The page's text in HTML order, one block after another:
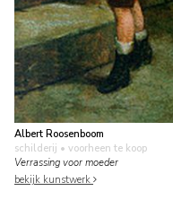
Albert Roosenboom
schilderij • voorheen te koop
Verrassing voor moeder
bekijk kunstwerk